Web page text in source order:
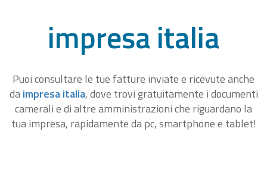
impresa italia
Puoi consultare le tue fatture inviate e ricevute anche
daimpresa italia, dove trovi gratuitamente i documenti
camerali e di altre amministrazioni che riguardano la
tua impresa, rapidamente da pc, smartphone e tablet!